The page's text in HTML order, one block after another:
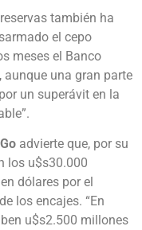
también ha
el cepo
meses el Banco
aunque una gran parte
un superávit en la
advierte que, por su
los u$s30.000
dólares por el
los encajes. “En
u$s2.500 millones